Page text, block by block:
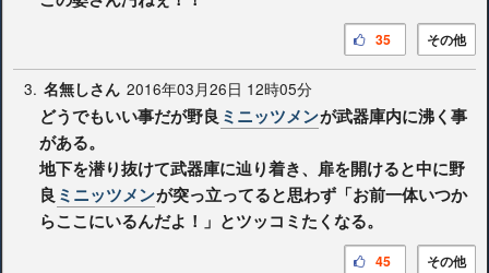
その他
35
3. 名無しさん 2016年03月26日 12時05分
どうでもいい事だが野良 ミニッツメンが武器庫内に沸く事
がある。
地下を潜り抜けて武器庫に辿り着き、扉を開けると中に野
良 ミニッツメンが突っ立ってると思わず「お前一体いつか
らここにいるんだよ！」とツッコミたくなる。
その他
45